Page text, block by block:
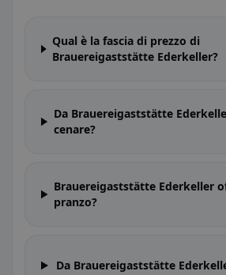
Qual è la fascia di prezzo di
Brauereigaststätte Ederkeller?
Da Brauereigaststätte
cenare?
Brauereigaststätte Ederkeller
pranzo?
Da Brauereigaststätte